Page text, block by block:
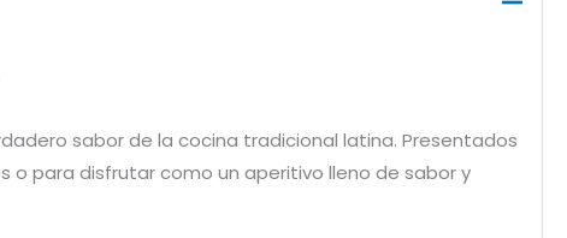
sabor de la cocina tradicional latina. Presentados
para disfrutar como un aperitivo lleno de sabor y